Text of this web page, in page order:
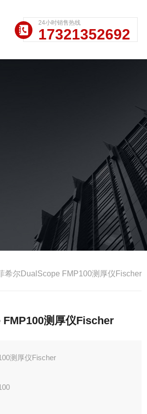
24小时销售热线
17321352692
希尔DualScope FMP100测厚仪Fischer
测厚仪Fischer
测厚仪Fischer